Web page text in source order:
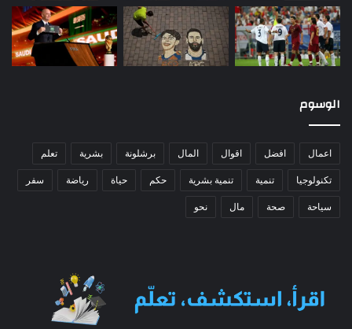
الوسوم
اعمال افضل اقوال المال برشلونة بشرية تعلم
تكنولوجيا تنمية تنمية بشرية حكم حياة رياضة سفر
سياحة صحة مال نحو